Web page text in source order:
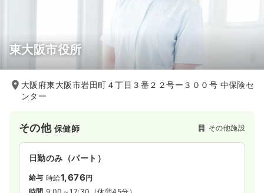
東大阪市役所
大阪府東大阪市岩田町４丁目３番２２号ー３００号 中保険セ
ンター
その他 保健師 その他施設
日勤のみ（パート）
給与 時給1,676円